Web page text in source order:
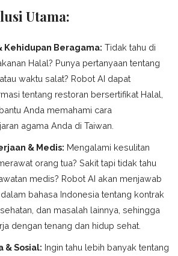
Utama:
Kehidupan Beragama: Tidak tahu di
Halal? Punya pertanyaan tentang
waktu salat? Robot AI dapat
tentang restoran bersertifikat Halal,
Anda memahami cara
agama Anda di Taiwan.
& Medis: Mengalami kesulitan
orang tua? Sakit tapi tidak tahu
medis? Robot AI akan menjawab
bahasa Indonesia tentang kontrak
dan masalah lainnya, sehingga
dengan tenang dan hidup sehat.
& Sosial: Ingin tahu lebih banyak tentang